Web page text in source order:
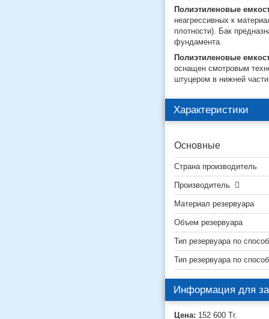
Полиэтиленовые
неагрессивных к
плотности). Бак
фундамента.
Полиэтиленовые
оснащен смотровым
штуцером в нижней
Характеристики
Основные
Страна производитель
Производитель
Материал резервуара
Объем резервуара
Тип резервуара по
Тип резервуара по
Информация для
Цена: 152 600 Тг.